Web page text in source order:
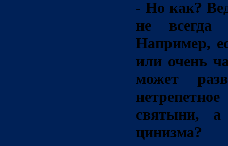
- Но как?
не всегда
Например,
или очень
может
святыни,
цинизма?